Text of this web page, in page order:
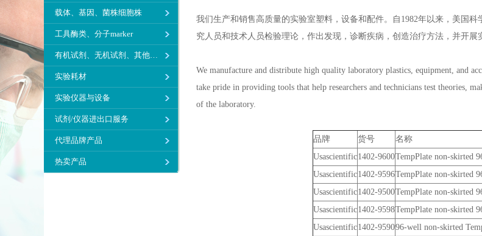
载体、基因、菌株细胞株
工具酶类、分子marker
有机试剂、无机试剂、其他生化试剂
实验耗材
实验仪器与设备
试剂/仪器进出口服务
代理品牌产品
热卖产品
我们生产和销售高质量的实验室塑料，设备和配件。自1982年以来，美国
究人员和技术人员检验理论，作出发现，诊断疾病，创造治疗方法，并开展
We manufacture and distribute high quality laboratory plastics, equipment, and
take pride in providing tools that help researchers and technicians test theories,
of the laboratory.
品牌 货号 名称
Usascientific1402-9600TempPlate non-skirted
Usascientific1402-9596TempPlate non-skirted
Usascientific1402-9500TempPlate non-skirted
Usascientific1402-9598TempPlate non-skirted
Usascientific1402-959096-well non-skirted